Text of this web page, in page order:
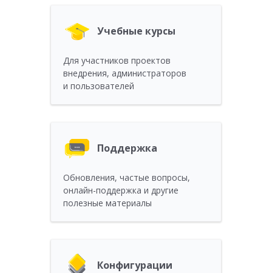
Учебные курсы
Для участников проектов
внедрения, администраторов
и пользователей
Поддержка
Обновления, частые вопросы,
онлайн-поддержка и другие
полезныe материалы
Конфигурации